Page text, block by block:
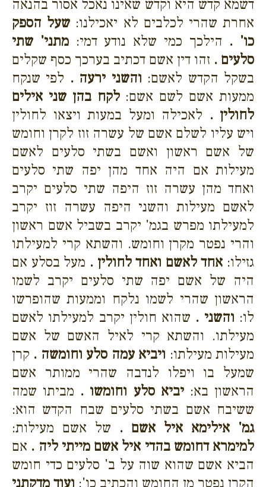
דשמא קדש היא וקדש שאינו נאכל אסור בהנאה
אחרת שהרי לכלבים לא יאכילנו: שעל הספק
כו' . הילכך כמי שלא נודע דמי:מתני' שתי
סלעים . זהו דין אשם דכתיב בערכך כסף שקלים
בשקל הקדש לאשם: והשני ירעה . לפי שנקח
ממעות אשם לשם אשם:לקח בהן שני אילים
לחולין . לאכילה ומעל במעות ויצאו לחולין
ויש עליו לשלם אשם של עשרה זוז לקרן וחומש
של אשם ראשון ואשם בשתי סלעים לאשם
מעילות אם היה אחד מהן יפה שתי סלעים
ואחד מהן עשרה זוז היפה שתי סלעים יקרב
לאשם מעילות והשני היפה עשרה זוז יקרב
למעילתו מפרש בגמ' יקרב בשביל אשם ראשון
והרי נפטר מקרן וחומש. והשתא קרי למעילתו
גזילו: אחד לאשם ואחד לחולין . מעל בסלע אם
היה של אשם יפה שתי סלעים יקרב לשמו
הראשון שהרי לשמו נלקח וממעות שהופרשו
לו: והשני . שהוא חולין יקרב למעילתו לאשם
מעילתו. והשתא קרי לאיל האשם של אשם
מעילות מעילתו: ויביא עמה סלע וחומשה . קרן
שמעל בו ויפלו לנדבה שהרי ממותר אשם
הראשון בא:יביא סלע וחומשו . מביתו שמה
ששיבח אשם בשתי סלעים שבח הקדש הוא:
גמ' אילימא איל אשם . של אשם מעילות:
למימרא דחומש בהדי איל אשם מייתי ליה . אם
הביא אשם שהוא שוה על ב' סלעים כדי חומש
הקרן נפטר מן החומש והכתיב כו': ועוד מדקתני